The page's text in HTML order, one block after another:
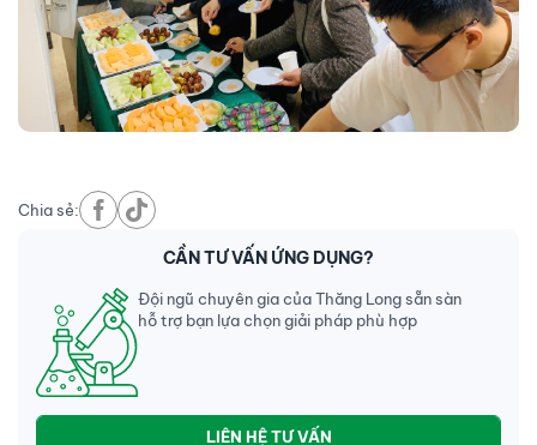
Chia sẻ:
CẦN TƯ VẤN ỨNG DỤNG?
Đội ngũ chuyên gia của Thăng Long sẵn sàn
hỗ trợ bạn lựa chọn giải pháp phù hợp
LIÊN HỆ TƯ VẤN